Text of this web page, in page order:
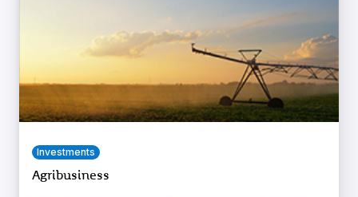
Investments
Agribusiness